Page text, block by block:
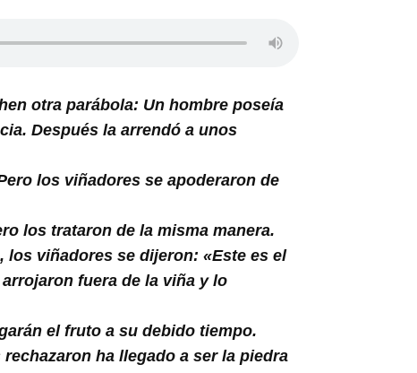
otra parábola: Un hombre poseía
Después la arrendó a unos
los viñadores se apoderaron de
los trataron de la misma manera.
los viñadores se dijeron: «Este es el
fuera de la viña y lo
el fruto a su debido tiempo.
ha llegado a ser la piedra